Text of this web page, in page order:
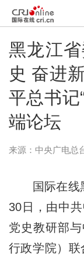
黑龙江
史 奋进
平总书记
端论坛
来源：中央广电总
国际在线黑
30日，由中
党史教研部
行政学院）联